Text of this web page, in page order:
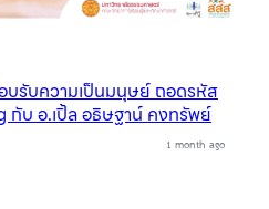
บรับความเป็นมนุษย์ ถอดรหัส
บ อ.เปิ้ล อธิษฐาน์ คงทรัพย์
1 month ago